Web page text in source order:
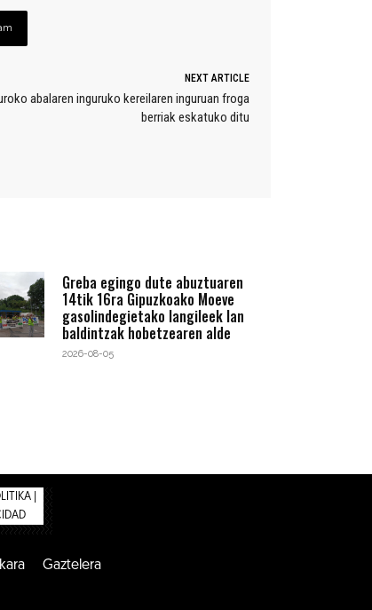
NEXT ARTICLE
abalaren inguruko kereilaren inguruan froga
berriak eskatuko ditu
Greba egingo dute abuztuaren
14tik 16ra Gipuzkoako Moeve
gasolindegietako langileek lan
baldintzak hobetzearen alde
2026-08-05
|
Gaztelera